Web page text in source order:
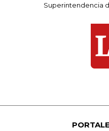
Superintendencia